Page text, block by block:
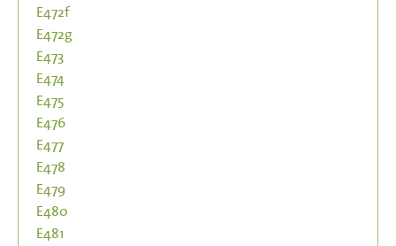
E472f
E472g
E473
E474
E475
E476
E477
E478
E479
E480
E481